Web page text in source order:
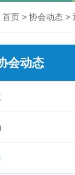
首页 > 协会动态 >
会动态